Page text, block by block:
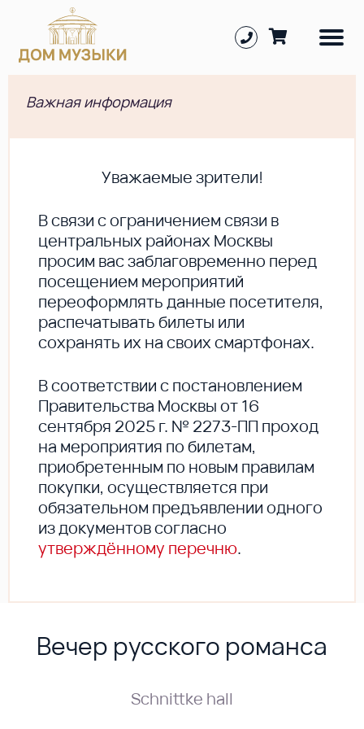
Важная информация
Уважаемые зрители!
В cвязи с ограничением связи в
центральных районах Москвы
просим вас заблаговременно перед
посещением мероприятий
переоформлять данные посетителя,
распечатывать билеты или
сохранять их на своих смартфонах.
В соответствии с постановлением
Правительства Москвы от 16
сентября 2025 г. № 2273-ПП проход
на мероприятия по билетам,
приобретенным по новым правилам
покупки, осуществляется при
обязательном предъявлении одного
из документов согласно
утверждённому перечню.
Вечер русского романса
Schnittke hall